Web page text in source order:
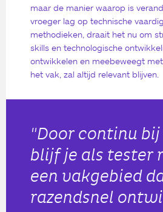
maar de manier waarop is
vroeger lag op technische
methodieken, draait het nu om
skills en technologische
ontwikkelen en meebeweegt
het vak, zal altijd relevant blijven.
"Door continu
blijf je als tester
een vakgebied
razendsnel